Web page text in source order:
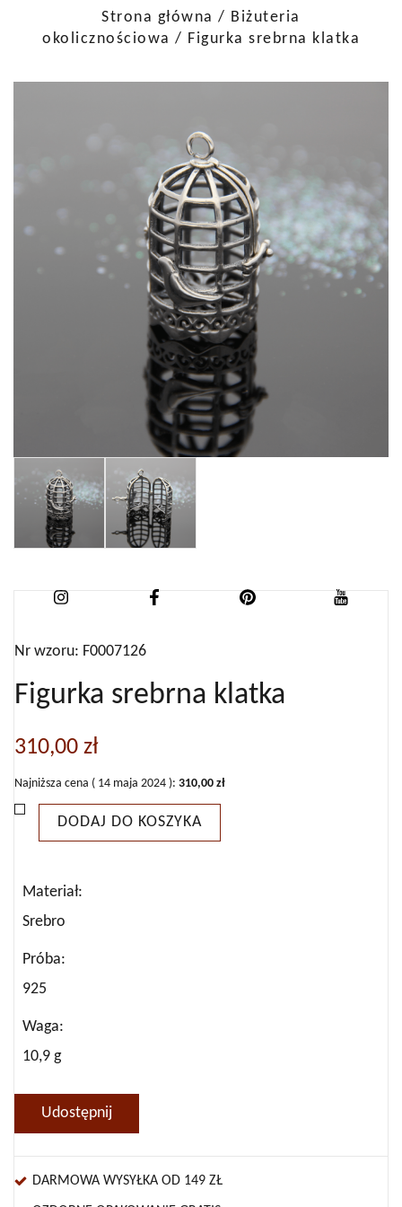
Strona główna / Biżuteria
okolicznościowa / Figurka srebrna klatka
Nr wzoru: F0007126
Figurka srebrna klatka
310,00 zł
Najniższa cena ( 14 maja 2024 ): 310,00 zł
DODAJ DO KOSZYKA
Materiał
Srebro
Próba
925
Waga
10,9 g
Udostępnij
DARMOWA WYSYŁKA OD 149 ZŁ